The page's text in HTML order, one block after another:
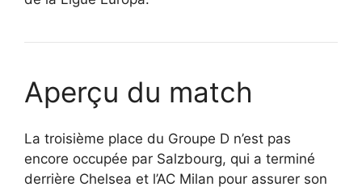
Aperçu du match
La troisième place du Groupe D n’est pas
encore occupée par Salzbourg, qui a terminé
derrière Chelsea et l’AC Milan pour assurer son